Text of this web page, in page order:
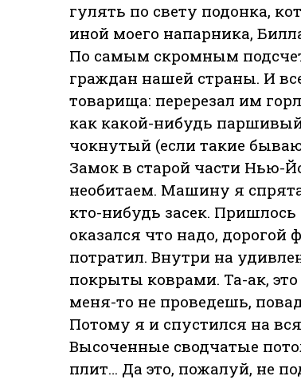
гулять по свету подонка,
иной моего напарника,
По самым скромным
граждан нашей страны. И
товарища: перерезал им
как какой-нибудь
чокнутый (если такие
Замок в старой части Нью-
необитаем. Машину я
кто-нибудь засек.
оказался что надо,
потратил. Внутри на
покрыты коврами. Та-ак,
меня-то не проведешь,
Потому я и спустился на
Высоченные сводчатые
плит… Да это, пожалуй, не